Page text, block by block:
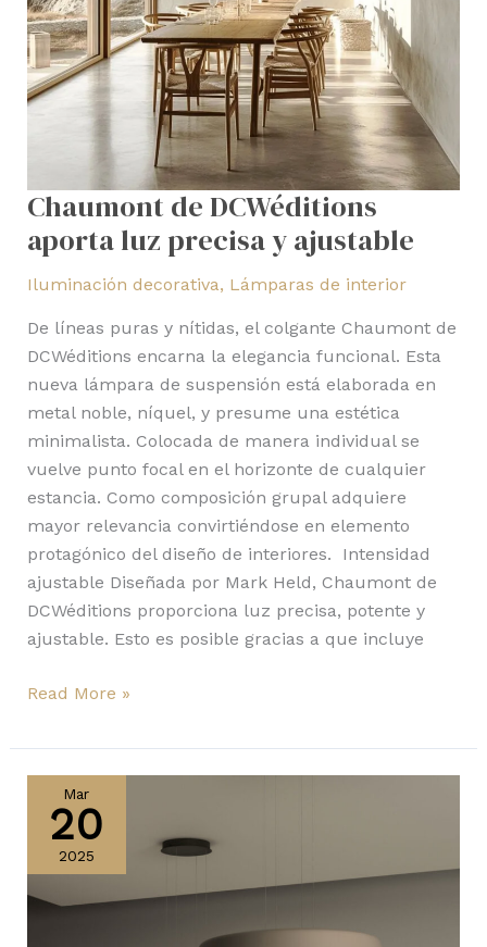
Chaumont de DCWéditions
aporta luz precisa y ajustable
Iluminación decorativa, Lámparas de interior
De líneas puras y nítidas, el colgante Chaumont de
DCWéditions encarna la elegancia funcional. Esta
nueva lámpara de suspensión está elaborada en
metal noble, níquel, y presume una estética
minimalista. Colocada de manera individual se
vuelve punto focal en el horizonte de cualquier
estancia. Como composición grupal adquiere
mayor relevancia convirtiéndose en elemento
protagónico del diseño de interiores. Intensidad
ajustable Diseñada por Mark Held, Chaumont de
DCWéditions proporciona luz precisa, potente y
ajustable. Esto es posible gracias a que incluye
ajustable
Read More »
Mar
20
2025
Vibia,
luminaria
de
gran